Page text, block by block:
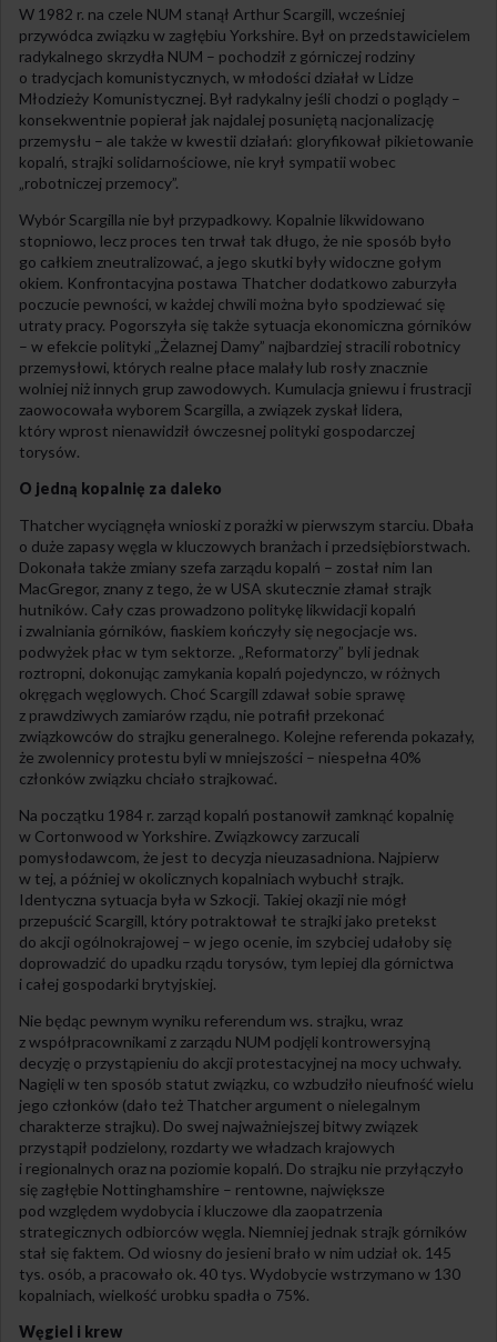
W 1982 r. na czele NUM stanął Arthur Scargill, wcześniej
przywódca związku w zagłębiu Yorkshire. Był on przedstawicielem
radykalnego skrzydła NUM – pochodził z górniczej rodziny
o tradycjach komunistycznych, w młodości działał w Lidze
Młodzieży Komunistycznej. Był radykalny jeśli chodzi o poglądy –
konsekwentnie popierał jak najdalej posuniętą nacjonalizację
przemysłu – ale także w kwestii działań: gloryfikował pikietowanie
kopalń, strajki solidarnościowe, nie krył sympatii wobec
„robotniczej przemocy”.
Wybór Scargilla nie był przypadkowy. Kopalnie likwidowano
stopniowo, lecz proces ten trwał tak długo, że nie sposób było
go całkiem zneutralizować, a jego skutki były widoczne gołym
okiem. Konfrontacyjna postawa Thatcher dodatkowo zaburzyła
poczucie pewności, w każdej chwili można było spodziewać się
utraty pracy. Pogorszyła się także sytuacja ekonomiczna górników
– w efekcie polityki „Żelaznej Damy” najbardziej stracili robotnicy
przemysłowi, których realne płace malały lub rosły znacznie
wolniej niż innych grup zawodowych. Kumulacja gniewu i frustracji
zaowocowała wyborem Scargilla, a związek zyskał lidera,
który wprost nienawidził ówczesnej polityki gospodarczej
torysów.
O jedną kopalnię za daleko
Thatcher wyciągnęła wnioski z porażki w pierwszym starciu. Dbała
o duże zapasy węgla w kluczowych branżach i przedsiębiorstwach.
Dokonała także zmiany szefa zarządu kopalń – został nim Ian
MacGregor, znany z tego, że w USA skutecznie złamał strajk
hutników. Cały czas prowadzono politykę likwidacji kopalń
i zwalniania górników, fiaskiem kończyły się negocjacje ws.
podwyżek płac w tym sektorze. „Reformatorzy” byli jednak
roztropni, dokonując zamykania kopalń pojedynczo, w różnych
okręgach węglowych. Choć Scargill zdawał sobie sprawę
z prawdziwych zamiarów rządu, nie potrafił przekonać
związkowców do strajku generalnego. Kolejne referenda pokazały,
że zwolennicy protestu byli w mniejszości – niespełna 40%
członków związku chciało strajkować.
Na początku 1984 r. zarząd kopalń postanowił zamknąć kopalnię
w Cortonwood w Yorkshire. Związkowcy zarzucali
pomysłodawcom, że jest to decyzja nieuzasadniona. Najpierw
w tej, a później w okolicznych kopalniach wybuchł strajk.
Identyczna sytuacja była w Szkocji. Takiej okazji nie mógł
przepuścić Scargill, który potraktował te strajki jako pretekst
do akcji ogólnokrajowej – w jego ocenie, im szybciej udałoby się
doprowadzić do upadku rządu torysów, tym lepiej dla górnictwa
i całej gospodarki brytyjskiej.
Nie będąc pewnym wyniku referendum ws. strajku, wraz
z współpracownikami z zarządu NUM podjęli kontrowersyjną
decyzję o przystąpieniu do akcji protestacyjnej na mocy uchwały.
Nagięli w ten sposób statut związku, co wzbudziło nieufność wielu
jego członków (dało też Thatcher argument o nielegalnym
charakterze strajku). Do swej najważniejszej bitwy związek
przystąpił podzielony, rozdarty we władzach krajowych
i regionalnych oraz na poziomie kopalń. Do strajku nie przyłączyło
się zagłębie Nottinghamshire – rentowne, największe
pod względem wydobycia i kluczowe dla zaopatrzenia
strategicznych odbiorców węgla. Niemniej jednak strajk górników
stał się faktem. Od wiosny do jesieni brało w nim udział ok. 145
tys. osób, a pracowało ok. 40 tys. Wydobycie wstrzymano w 130
kopalniach, wielkość urobku spadła o 75%.
Węgiel i krew